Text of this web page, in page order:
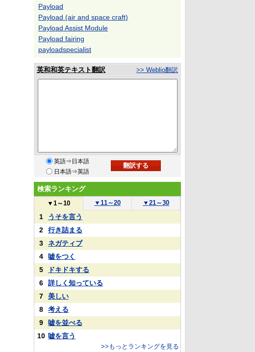
Payload
Payload (air and space craft)
Payload Assist Module
Payload fairing
payloadspecialist
英和和英テキスト翻訳 >> Weblio翻訳
英語⇒日本語
日本語⇒英語
検索ランキング
▼ 1～10 ▼ 11～20 ▼ 21～30
1
うそを言う
2
行き詰まる
3
ネガティブ
4
嘘をつく
5
ドキドキする
6
詳しく知っている
7
美しい
8
考える
9
嘘を並べる
10 嘘を言う
>>もっとランキングを見る